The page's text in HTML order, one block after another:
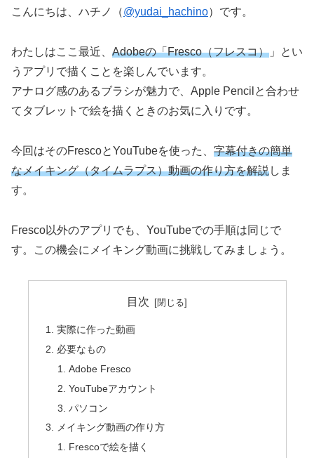
こんにちは、ハチノ（@yudai_hachino）です。
わたしはここ最近、 Adobeの「Fresco（フレスコ） 」とい
うアプリで描くことを楽しんでいます。
アナログ感のあるブラシが魅力で、Apple Pencilと合わせ
てタブレットで絵を描くときのお気に入りです。
今回はそのFrescoとYouTubeを使った、 字幕付きの簡単
なメイキング（タイムラプス）動画の作り方を解説しま
す。
Fresco以外のアプリでも、YouTubeでの手順は同じで
す。この機会にメイキング動画に挑戦してみましょう。
目次
実際に作った動画
必要なもの
Adobe Fresco
YouTubeアカウント
パソコン
メイキング動画の作り方
Frescoで絵を描く